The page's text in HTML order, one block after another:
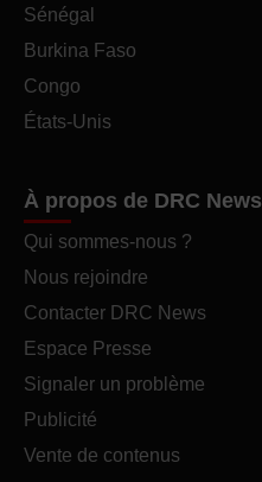
Sénégal
Burkina Faso
Congo
États-Unis
À propos de DRC News
Qui sommes-nous ?
Nous rejoindre
Contacter DRC News
Espace Presse
Signaler un problème
Publicité
Vente de contenus